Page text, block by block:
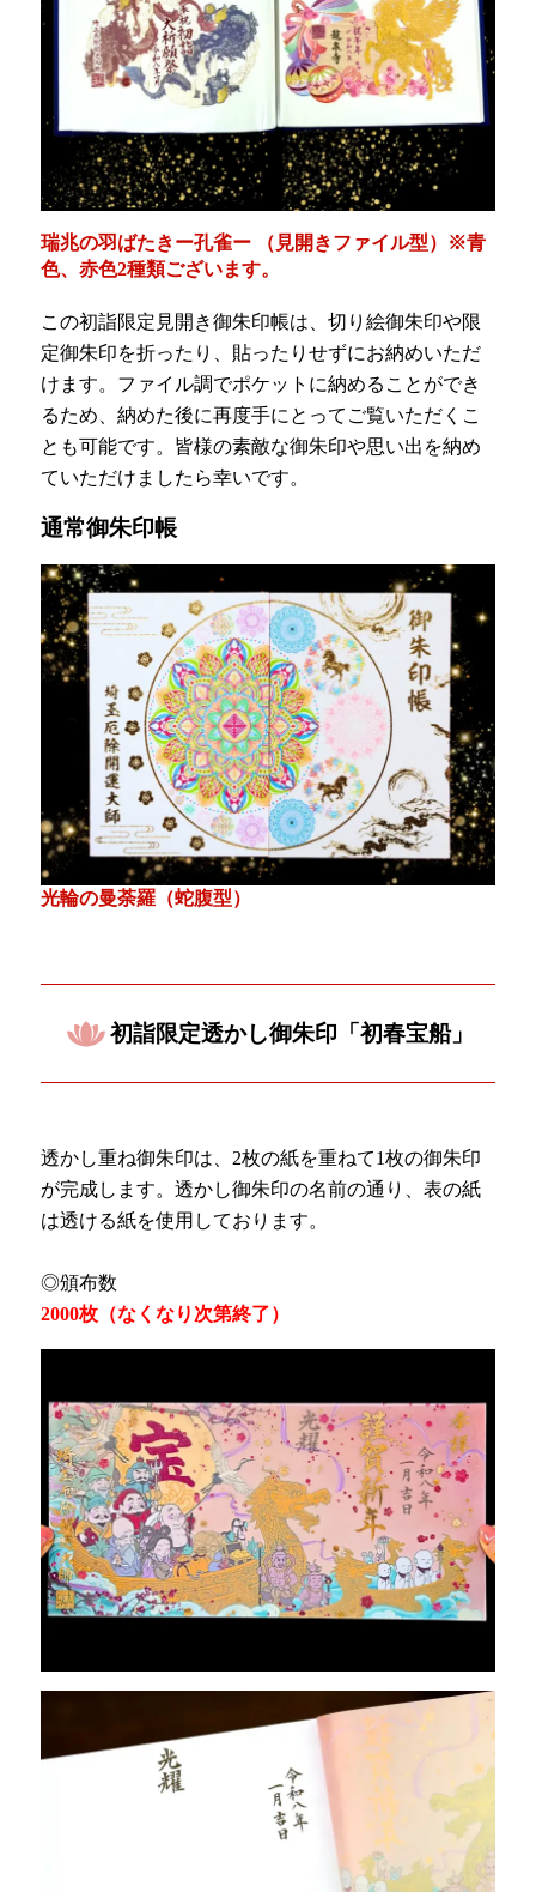
瑞兆の羽ばたきー孔雀ー （見開きファイル型）※青
色、赤色2種類ございます。
この初詣限定見開き御朱印帳は、切り絵御朱印や限
定御朱印を折ったり、貼ったりせずにお納めいただ
けます。ファイル調でポケットに納めることができ
るため、納めた後に再度手にとってご覧いただくこ
とも可能です。皆様の素敵な御朱印や思い出を納め
ていただけましたら幸いです。
通常御朱印帳
光輪の曼荼羅（蛇腹型）
初詣限定透かし御朱印「初春宝船」
透かし重ね御朱印は、2枚の紙を重ねて1枚の御朱印
が完成します。透かし御朱印の名前の通り、表の紙
は透ける紙を使用しております。
◎頒布数
2000枚（なくなり次第終了）